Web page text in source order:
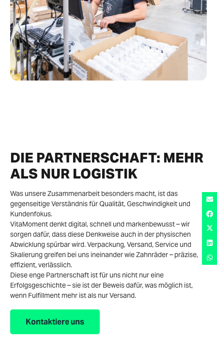
DIE PARTNERSCHAFT: MEHR
ALS NUR LOGISTIK
Was unsere Zusammenarbeit besonders macht, ist das
gegenseitige Verständnis für Qualität, Geschwindigkeit und
Kundenfokus.
VitaMoment denkt digital, schnell und markenbewusst – wir
sorgen dafür, dass diese Denkweise auch in der physischen
Abwicklung spürbar wird. Verpackung, Versand, Service und
Skalierung greifen bei uns ineinander wie Zahnräder – präzise,
effizient, verlässlich.
Diese enge Partnerschaft ist für uns nicht nur eine
Erfolgsgeschichte – sie ist der Beweis dafür, was möglich ist,
wenn Fulfillment mehr ist als nur Versand.
Kontaktiere uns